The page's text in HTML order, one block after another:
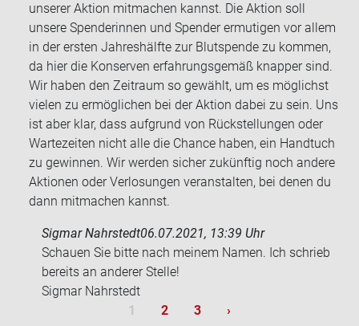
unserer Aktion mitmachen kannst. Die Aktion soll
unsere Spenderinnen und Spender ermutigen vor allem
in der ersten Jahreshälfte zur Blutspende zu kommen,
da hier die Konserven erfahrungsgemäß knapper sind.
Wir haben den Zeitraum so gewählt, um es möglichst
vielen zu ermöglichen bei der Aktion dabei zu sein. Uns
ist aber klar, dass aufgrund von Rückstellungen oder
Wartezeiten nicht alle die Chance haben, ein Handtuch
zu gewinnen. Wir werden sicher zukünftig noch andere
Aktionen oder Verlosungen veranstalten, bei denen du
dann mitmachen kannst.
Sigmar Nahrstedt06.07.2021, 13:39 Uhr
Schau­en Sie bitte nach mei­nem Namen. Ich schrieb
be­reits an an­de­rer Stel­le!
Sig­mar Nahr­stedt
Sei­ten­num­me­rie­rungAktuelle Seite
1 Seite
2 Seite
3 Nächste Seite
›